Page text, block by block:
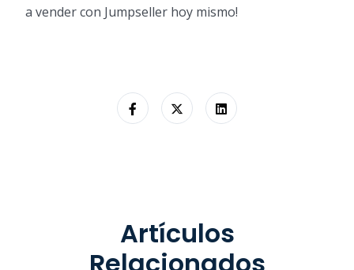
a vender con Jumpseller hoy mismo!
Artículos